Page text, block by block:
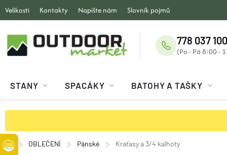
Přejít
na
obsah
Velikosti Kontakty Napište nám Slovník pojmů
778 037
STANY SPACÁKY BATOHY A TAŠKY
Domů
OBLEČENÍ Pánské Kraťasy a 3/4 kalhoty